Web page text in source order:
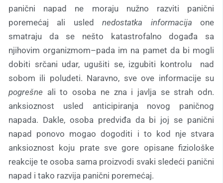
panični napad ne moraju nužno razviti panični
poremećaj ali uslednedostatka informacija one
smatraju da se nešto katastrofalno događa sa
njihovim organizmom–pada im na pamet da bi mogli
dobiti srčani udar, ugušiti se, izgubiti kontrolu nad
sobom ili poludeti. Naravno, sve ove informacije su
pogrešne ali to osoba ne zna i javlja se strah odn.
anksioznost usled anticipiranja novog paničnog
napada. Dakle, osoba predviđa da bi joj se panični
napad ponovo mogao dogoditi i to kod nje stvara
anksioznost koju prate sve gore opisane fiziološke
reakcije te osoba sama proizvodi svaki sledeći panični
napad i tako razvija panični poremećaj.